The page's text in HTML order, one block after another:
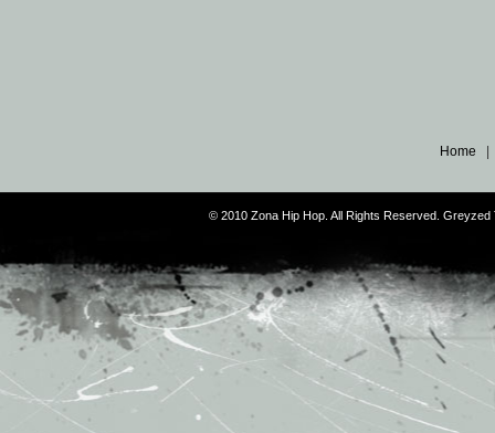
Home
© 2010 Zona Hip Hop. All Rights Reserved.